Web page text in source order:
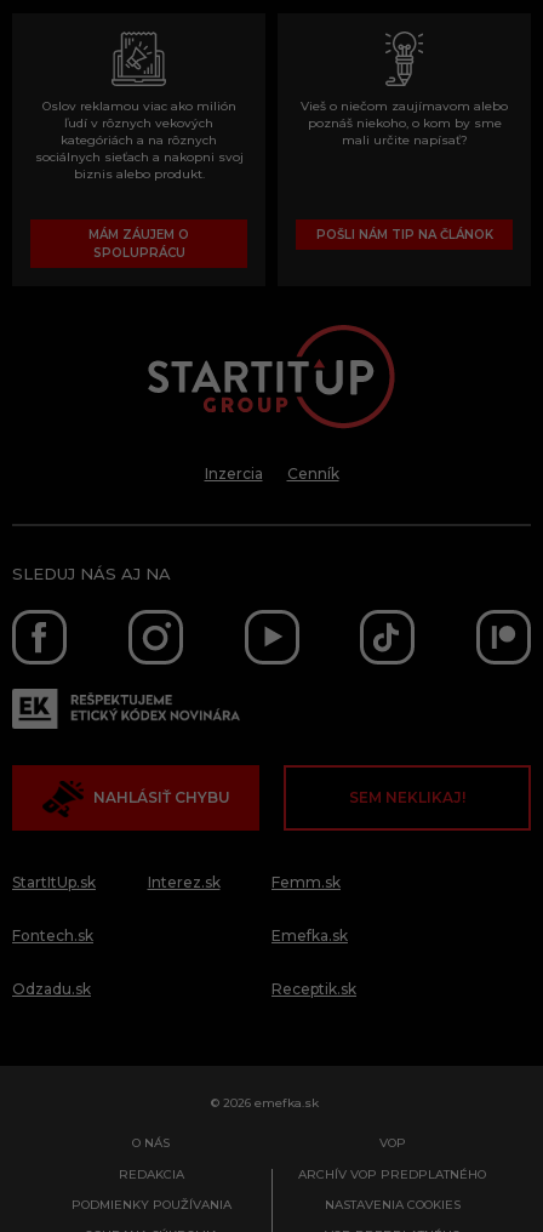
Oslov reklamou viac ako milión
ľudí v rôznych vekových
kategóriách a na rôznych
sociálnych sieťach a nakopni svoj
biznis alebo produkt.
MÁM ZÁUJEM O
SPOLUPRÁCU
Vieš o niečom zaujímavom alebo
poznáš niekoho, o kom by sme
mali určite napísať?
POŠLI NÁM TIP NA ČLÁNOK
Inzercia Cenník
SLEDUJ NÁS AJ NA
NAHLÁSIŤ CHYBU SEM NEKLIKAJ!
StartItUp.sk
Fontech.sk
Odzadu.sk
Interez.sk Femm.sk
Emefka.sk
Receptik.sk
© 2026 emefka.sk
O NÁS
REDAKCIA
PODMIENKY POUŽÍVANIA
VOP
ARCHÍV VOP PREDPLATNÉHO
NASTAVENIA COOKIES